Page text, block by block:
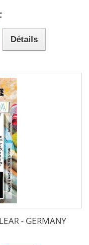
Détails
- GERMANY